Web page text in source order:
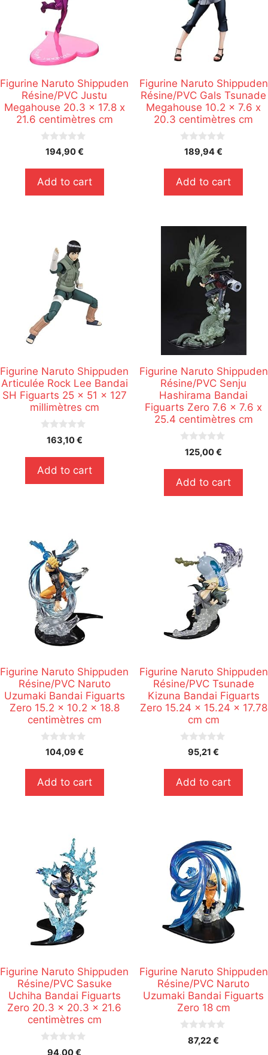
Figurine Naruto Shippuden
Résine/PVC Justu
Megahouse 20.3 x 17.8 x
21.6 centimètres cm
0
s
5
194,90€
Add to cart
Figurine Naruto Shippuden
Résine/PVC Gals Tsunade
Megahouse 10.2 x 7.6 x
20.3 centimètres cm
0
s
5
189,94€
Add to cart
Figurine Naruto Shippuden
Articulée Rock Lee Bandai
SH Figuarts 25 x 51 x 127
millimètres cm
s
5
163,10€
Add to cart
Figurine Naruto Shippuden
Résine/PVC Senju
Hashirama Bandai
Figuarts Zero 7.6 x 7.6 x
25.4 centimètres cm
0
s
5
125,00€
Add to cart
Figurine Naruto Shippuden
Résine/PVC Naruto
Uzumaki Bandai Figuarts
Zero 15.2 x 10.2 x 18.8
centimètres cm
0
s
5
104,09 €
Add to cart
Figurine Naruto Shippuden
Résine/PVC Tsunade
Kizuna Bandai Figuarts
Zero 15.24 x 15.24 x 17.78
cm cm
s
5
95,21€
Add to cart
Figurine Naruto Shippuden
Résine/PVC Sasuke
Uchiha Bandai Figuarts
Zero 20.3 x 20.3 x 21.6
centimètres cm
94,00€
Figurine Naruto Shippuden
Résine/PVC Naruto
Uzumaki Bandai Figuarts
Zero 18 cm
s87,22€